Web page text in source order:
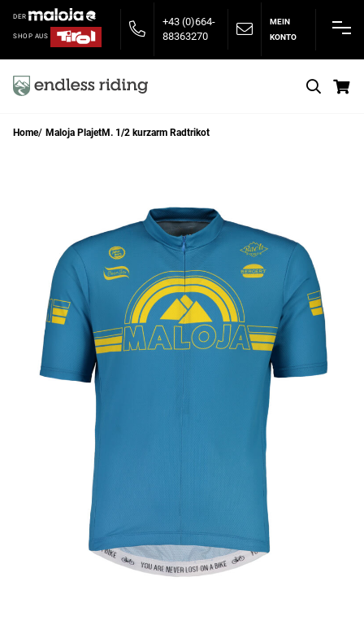
DER
SHOP AUS
+43 (0)664-
88363270
MEIN
KONTO
Home Maloja PlajetM. 1/2 kurzarm Radtrikot